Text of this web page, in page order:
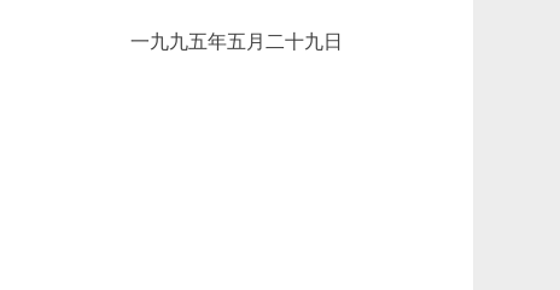
一九九五年五月二十九日